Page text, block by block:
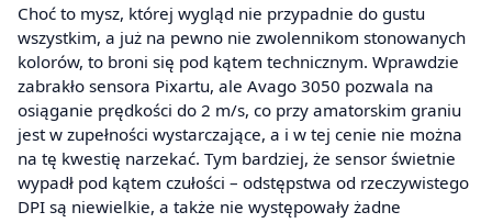
Choć to mysz, której wygląd nie przypadnie do gustu
wszystkim, a już na pewno nie zwolennikom stonowanych
kolorów, to broni się pod kątem technicznym. Wprawdzie
zabrakło sensora Pixartu, ale Avago 3050 pozwala na
osiąganie prędkości do 2 m/s, co przy amatorskim graniu
jest w zupełności wystarczające, a i w tej cenie nie można
na tę kwestię narzekać. Tym bardziej, że sensor świetnie
wypadł pod kątem czułości – odstępstwa od rzeczywistego
DPI są niewielkie, a także nie występowały żadne